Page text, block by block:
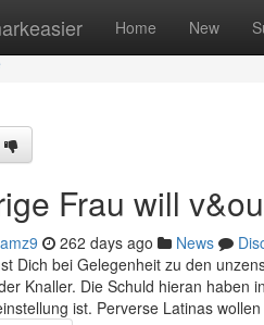
Home New
Frau will
262 days ago News
Dich bei Gelegenheit zu den
Knaller. Die Schuld hieran haben
ist. Perverse Latinas